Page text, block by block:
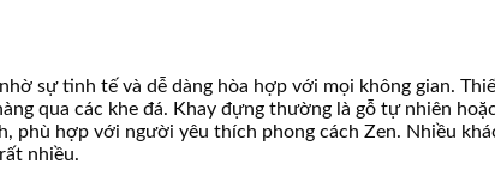
sự tinh tế và dễ dàng hòa hợp với mọi không gian.
qua các khe đá. Khay đựng thường là gỗ tự nhiên
hợp với người yêu thích phong cách Zen. Nhiều
nhiều.